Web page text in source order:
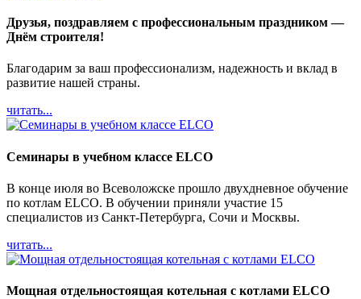
Друзья, поздравляем с профессиональным праздником —
Днём строителя!
Благодарим за ваш профессионализм, надежность и вклад в
развитие нашей страны.
читать...
Семинары в учебном классе ELCO
В конце июля во Всеволожске прошло двухдневное обучение
по котлам ELCO. В обучении приняли участие 15
специалистов из Санкт-Петербурга, Сочи и Москвы.
читать...
Мощная отдельностоящая котельная с котлами ELCO